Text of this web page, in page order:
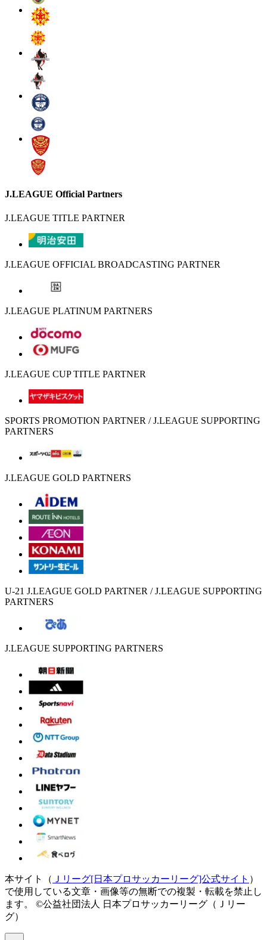
J.LEAGUE Official Partners
J.LEAGUE TITLE PARTNER
J.LEAGUE OFFICIAL BROADCASTING PARTNER
J.LEAGUE PLATINUM PARTNERS
J.LEAGUE CUP TITLE PARTNER
SPORTS PROMOTION PARTNER / J.LEAGUE SUPPORTING
PARTNERS
J.LEAGUE GOLD PARTNERS
U-21 J.LEAGUE GOLD PARTNER / J.LEAGUE SUPPORTING
PARTNERS
J.LEAGUE SUPPORTING PARTNERS
本サイト（ Ｊリーグ[日本プロサッカーリーグ]公式サイト ）
で使用している文章・画像等の無断での複製・転載を禁止し
ます。
©公益社団法人 日本プロサッカーリーグ（Ｊリー
グ）